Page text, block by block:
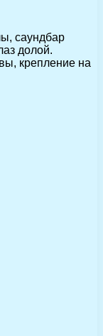
саундбар
долой.
крепление на